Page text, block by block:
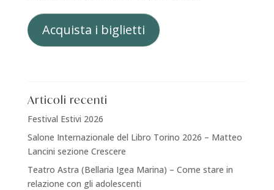
Acquista i biglietti
Articoli recenti
Festival Estivi 2026
Salone Internazionale del Libro Torino 2026 – Matteo
Lancini sezione Crescere
Teatro Astra (Bellaria Igea Marina) – Come stare in
relazione con gli adolescenti